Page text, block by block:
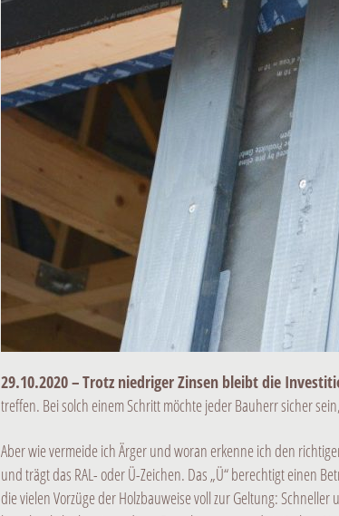
29.10.2020 –Trotz niedriger Zinsen bleibt die
treffen. Bei solch einem Schritt möchte jeder Bauherr sicher
Aber wie vermeide ich Ärger und woran erkenne ich den
und trägt das RAL- oder Ü-Zeichen. Das „Ü“ berechtigt einen
die vielen Vorzüge der Holzbauweise voll zur Geltung: